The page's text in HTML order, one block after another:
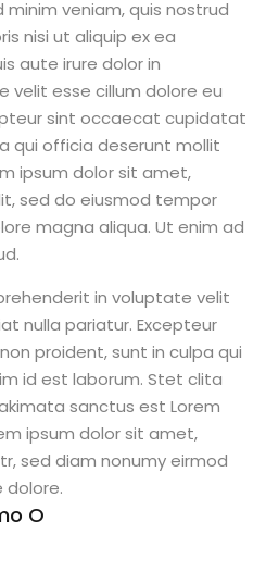
veniam, quis nostrud
nisi ut aliquip ex ea
aute irure dolor in
velit esse cillum dolore eu
sint occaecat cupidatat
qui officia deserunt mollit
ipsum dolor sit amet,
sed do eiusmod tempor
magna aliqua. Ut enim ad
in voluptate velit
nulla pariatur. Excepteur
proident, sunt in culpa qui
id est laborum. Stet clita
sanctus est Lorem
ipsum dolor sit amet,
sed diam nonumy eirmod
dolore.
O